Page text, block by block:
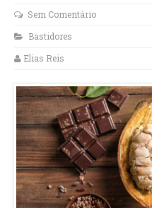
Sem Comentário
Bastidores
Elias Reis